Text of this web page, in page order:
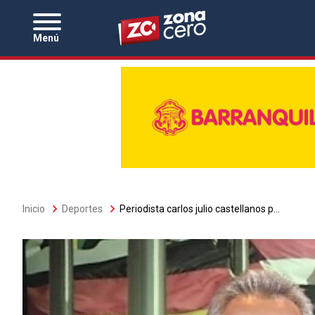
Menú
Zona Cero
Sobrescribir
enlaces
ayuda
a
la
navegación
Inicio Deportes Periodista carlos julio castellanos p...